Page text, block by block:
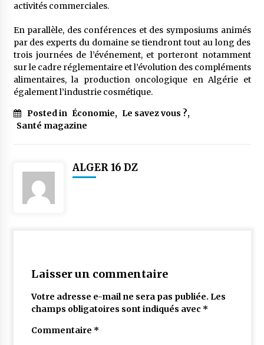
activités commerciales.
En parallèle, des conférences et des symposiums animés
par des experts du domaine se tiendront tout au long des
trois journées de l’événement, et porteront notamment
sur le cadre réglementaire et l’évolution des compléments
alimentaires, la production oncologique en Algérie et
également l’industrie cosmétique.
Posted in Économie, Le savez vous ?,
Santé magazine
ALGER 16 DZ
Laisser un commentaire
Votre adresse e-mail ne sera pas publiée. Les
champs obligatoires sont indiqués avec *
Commentaire *